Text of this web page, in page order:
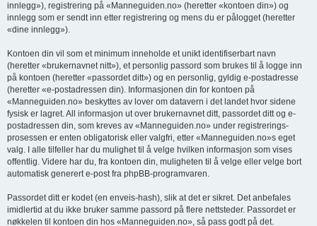
innlegg»), registrering på «Manneguiden.no» (heretter «kontoen din») og
innlegg som er sendt inn etter registrering og mens du er pålogget (heretter
«dine innlegg»).
Kontoen din vil som et minimum inneholde et unikt identifiserbart navn
(heretter «brukernavnet nitt»), et personlig passord som brukes til å logge inn
på kontoen (heretter «passordet ditt») og en personlig, gyldig e-postadresse
(heretter «e-postadressen din). Informasjonen din for kontoen på
«Manneguiden.no» beskyttes av lover om datavern i det landet hvor sidene
fysisk er lagret. All informasjon ut over brukernavnet ditt, passordet ditt og e-
postadressen din, som kreves av «Manneguiden.no» under registrerings­
prosessen er enten obligatorisk eller valgfri, etter «Manneguiden.no»s eget
valg. I alle tilfeller har du mulighet til å velge hvilken informasjon som vises
offentlig. Videre har du, fra kontoen din, muligheten til å velge eller velge bort
automatisk generert e-post fra phpBB-programvaren.
Passordet ditt er kodet (en enveis-hash), slik at det er sikret. Det anbefales
imidlertid at du ikke bruker samme passord på flere nettsteder. Passordet er
nøkkelen til kontoen din hos «Manneguiden.no», så pass godt på det.